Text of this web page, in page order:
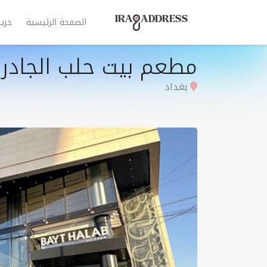
الصفحة الرئيسية
مطعم بيت حلب
بغداد